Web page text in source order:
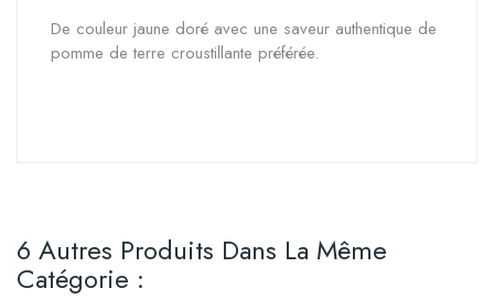
De couleur jaune doré avec une saveur authentique de
pomme de terre croustillante préférée.
6 Autres Produits Dans La Même
Catégorie :